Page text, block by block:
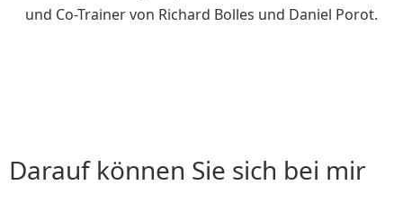
und Co-Trainer von Richard Bolles und Daniel Porot.
Darauf können Sie sich bei mir